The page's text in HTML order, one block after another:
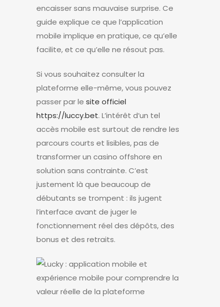
encaisser sans mauvaise surprise. Ce
guide explique ce que l’application
mobile implique en pratique, ce qu’elle
facilite, et ce qu’elle ne résout pas.
Si vous souhaitez consulter la
plateforme elle-même, vous pouvez
passer par le site officiel
https://luccy.bet. L’intérêt d’un tel
accès mobile est surtout de rendre les
parcours courts et lisibles, pas de
transformer un casino offshore en
solution sans contrainte. C’est
justement là que beaucoup de
débutants se trompent : ils jugent
l’interface avant de juger le
fonctionnement réel des dépôts, des
bonus et des retraits.